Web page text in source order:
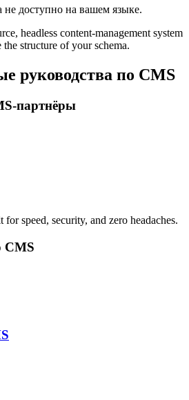
доступно на вашем языке.
headless content-management system
structure of your schema.
руководства по CMS
партнёры
speed, security, and zero headaches.
CMS